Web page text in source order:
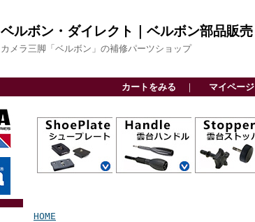
ベルボン・ダイレクト｜ベルボン部品販売
カメラ三脚「ベルボン」の補修パーツショップ
カートをみる ｜ マイページ
HOME